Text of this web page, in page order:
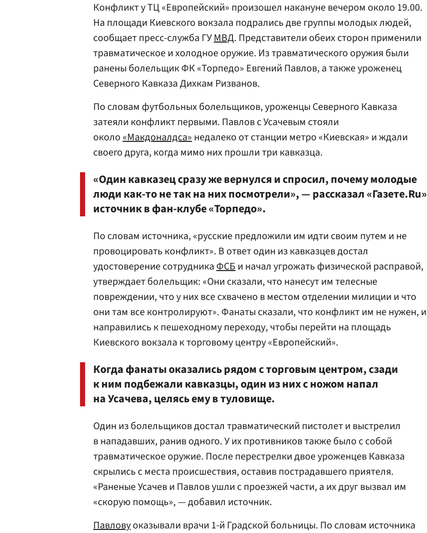
Конфликт у ТЦ «Европейский» произошел накануне вечером около 19.00.
На площади Киевского вокзала подрались две группы молодых людей,
сообщает пресс-служба ГУМВД. Представители обеих сторон применили
травматическое и холодное оружие. Из травматического оружия были
ранены болельщик ФК «Торпедо» Евгений Павлов, а также уроженец
Северного Кавказа Дихкам Ризванов.
По словам футбольных болельщиков, уроженцы Северного Кавказа
затеяли конфликт первыми. Павлов с Усачевым стояли
около«Макдоналдса»недалеко от станции метро «Киевская» и ждали
своего друга, когда мимо них прошли три кавказца.
«Один кавказец сразу же вернулся и спросил, почему молодые
люди как-то не так на них посмотрели», — рассказал «Газете.Ru»
источник в фан-клубе «Торпедо».
По словам источника, «русские предложили им идти своим путем и не
провоцировать конфликт». В ответ один из кавказцев достал
удостоверение сотрудникаФСБи начал угрожать физической расправой,
утверждает болельщик: «Они сказали, что нанесут им телесные
повреждении, что у них все схвачено в местом отделении милиции и что
они там все контролируют». Фанаты сказали, что конфликт им не нужен, и
направились к пешеходному переходу, чтобы перейти на площадь
Киевского вокзала к торговому центру «Европейский».
Когда фанаты оказались рядом с торговым центром, сзади
к ним подбежали кавказцы, один из них с ножом напал
на Усачева, целясь ему в туловище.
Один из болельщиков достал травматический пистолет и выстрелил
в нападавших, ранив одного. У их противников также было с собой
травматическое оружие. После перестрелки двое уроженцев Кавказа
скрылись с места происшествия, оставив пострадавшего приятеля.
«Раненые Усачев и Павлов ушли с проезжей части, а их друг вызвал им
«скорую помощь», — добавил источник.
Павловуоказывали врачи 1-й Градской больницы. По словам источника